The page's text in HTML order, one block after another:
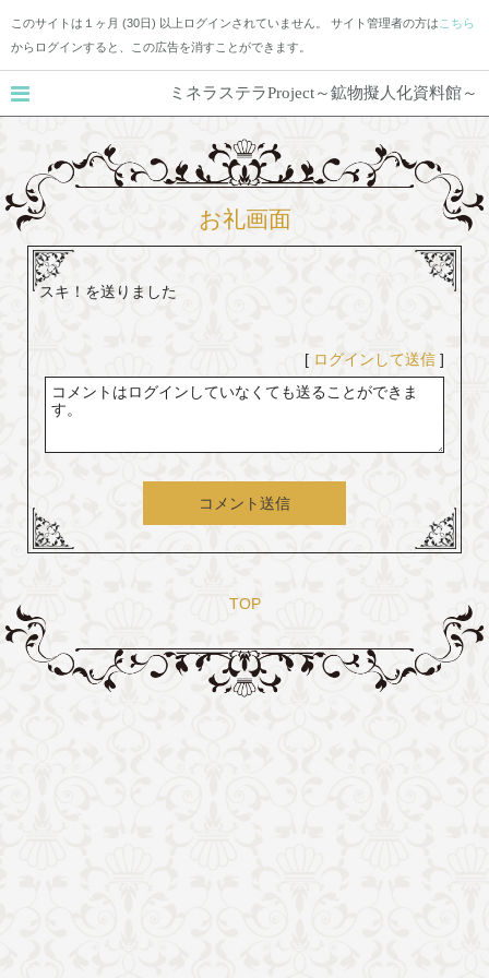
このサイトは１ヶ月 (30日) 以上ログインされていません。 サイト管理者の方は こちら
からログインすると、この広告を消すことができます。
ミネラステラProject～鉱物擬人化資料館～
お礼画面
スキ！を送りました
[ ログインして送信 ]
コメント送信
TOP